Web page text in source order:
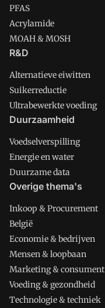
PFAS
Acrylamide
MOAH & MOSH
R&D
Alternatieve eiwitten
Suikerreductie
Ultrabewerkte voeding
Duurzaamheid
Voedselverspilling
Energie en water
Duurzame data
Overige thema's
Inkoop & Procurement
België
Economie & bedrijven
Mensen & loopbaan
Marketing & consument
Voeding & gezondheid
Technologie & techniek